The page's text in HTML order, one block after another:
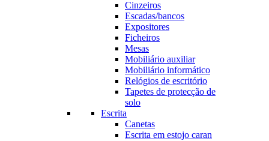
Cinzeiros
Escadas/bancos
Expositores
Ficheiros
Mesas
Mobiliário auxiliar
Mobiliário informático
Relógios de escritório
Tapetes de protecção de
solo
Escrita
Canetas
Escrita em estojo caran